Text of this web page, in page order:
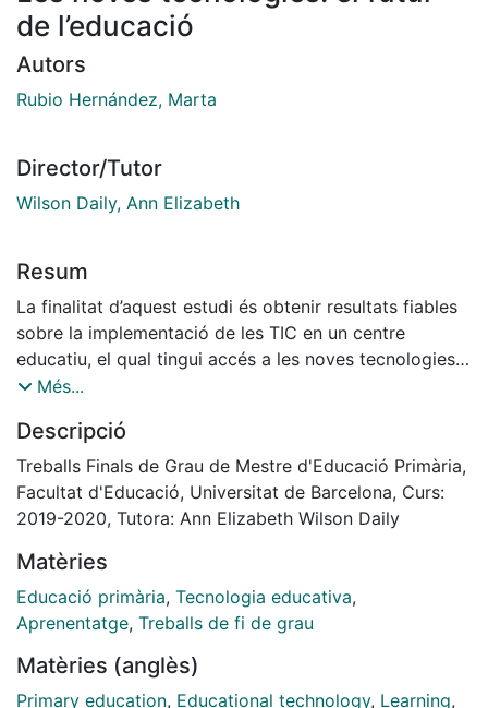
de l’educació
Autors
Rubio Hernández, Marta
Director/Tutor
Wilson Daily, Ann Elizabeth
Resum
La finalitat d’aquest estudi és obtenir resultats fiables
sobre la implementació de les TIC en un centre
educatiu, el qual tingui accés a les noves tecnologies
en la majoria de contextos. El criteri que s’ha seguit
participar dins del Projecte Samsung Smart School.
Els participants de l’estudi han sigut voluntaris de
l’equip directiu, docents i alumnes del centre. Els
instruments utilitzats per a la recollida de dades han
de l’estudi constaten que els beneficis que han
aparegut en la implementació de les TIC dins d’aquest
centre educatiu han sigut l’augment de la motivació, el
comunicació durant l’ús de les tecnologies. En canvi,
els inconvenients que han aparegut han sigut la poca
Més...
Descripció
Treballs Finals de Grau de Mestre d'Educació Primària,
Facultat d'Educació, Universitat de Barcelona, Curs:
2019-2020, Tutora: Ann Elizabeth Wilson Daily
Matèries
Educació primària, Tecnologia educativa,
Aprenentatge, Treballs de fi de grau
Matèries (anglès)
Primary education, Educational technology, Learning,